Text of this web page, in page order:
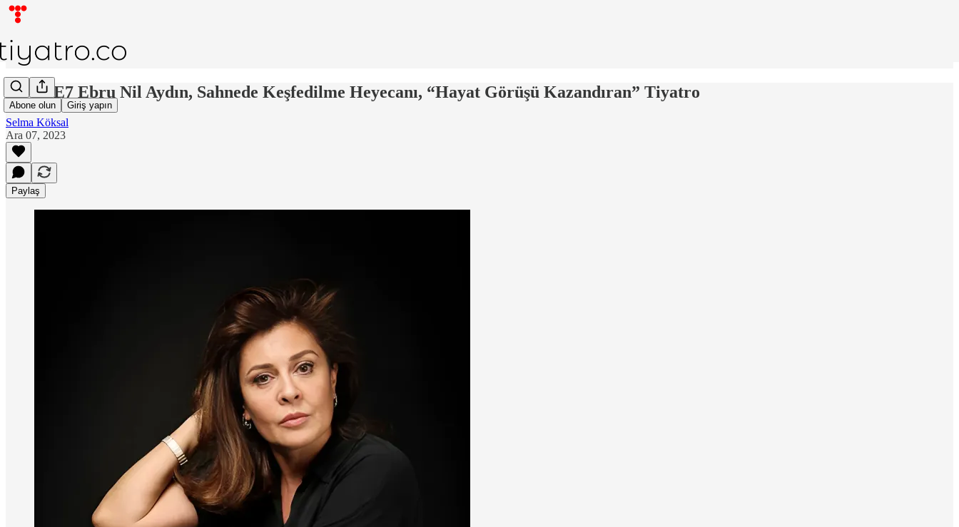
Abone olun Giriş yapın
DD:S6E7 Ebru Nil Aydın, Sahnede Keşfedilme Heyecanı, “Hayat Görüşü Kazandıran” Tiyatro
Selma Köksal
Ara 07, 2023
Paylaş